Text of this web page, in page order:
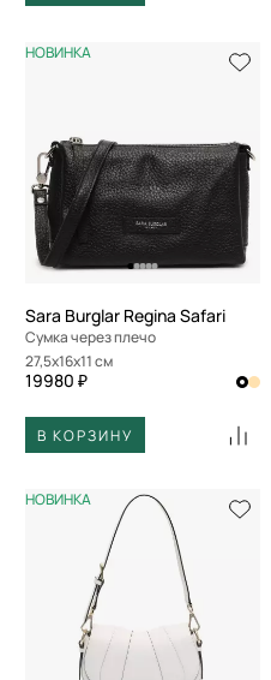
НОВИНКА
Sara Burglar Regina Safari
Сумка через плечо
27,5x16x11 см
19980 ₽
В КОРЗИНУ
НОВИНКА